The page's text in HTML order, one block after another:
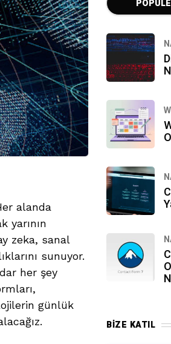
alanda
yarının
zeka, sanal
sunuyor.
her şey
günlük
BIZE KATIL